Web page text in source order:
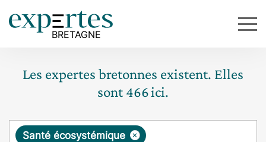
Les expertes bretonnes existent. Elles
sont466ici.
R
×
Santé écosystémique